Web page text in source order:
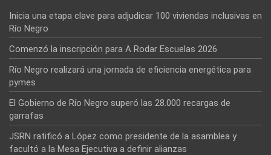
Inicia una etapa clave para adjudicar 100 viviendas inclusivas en
Río Negro
Comenzó la inscripción para A Rodar Escuelas 2026
Río Negro realizará una jornada de eficiencia energética para
pymes
El Gobierno de Río Negro superó las 28.000 recargas de
garrafas
JSRN ratificó a López como presidente de la asamblea y
facultó a la Mesa Ejecutiva a definir alianzas